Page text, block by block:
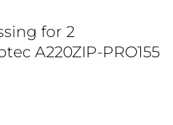
for 2
A220ZIP-PRO155